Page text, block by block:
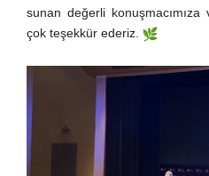
sunan değerli
çok teşekkür ederiz.